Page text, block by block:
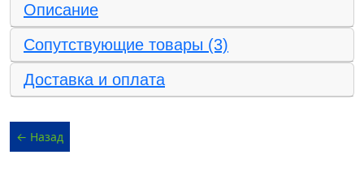
Описание
Сопутствующие товары (3)
Доставка и оплата